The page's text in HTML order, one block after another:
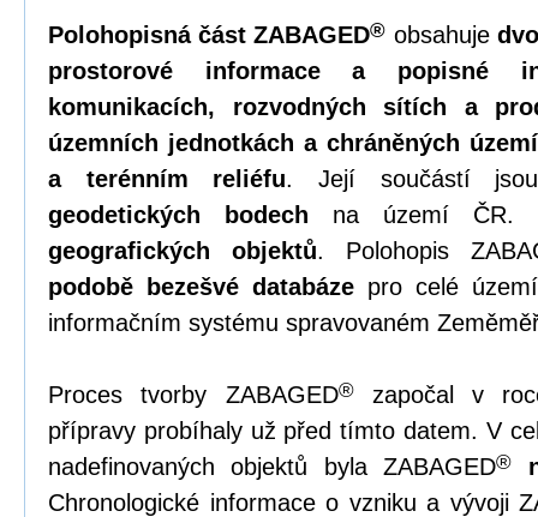
Polohopisná část ZABAGED® obsahuje
prostorové informace a popisné
komunikacích, rozvodných sítích a
územních jednotkách a chráněných
a terénním reliéfu. Její součástí
geodetických bodech na území ČR.
geografických objektů. Polohopis
podobě bezešvé databáze pro celé
informačním systému spravovaném
Proces tvorby ZABAGED®započal v
přípravy probíhaly už před tímto datem. V
nadefinovaných objektů byla ZABAGED®
Chronologické informace o vzniku a vývoji